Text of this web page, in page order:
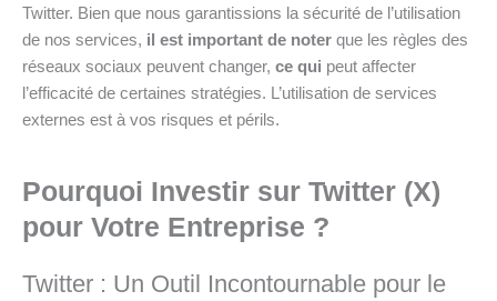
Twitter. Bien que nous garantissions la sécurité de l’utilisation
de nos services, il est important de noter que les règles des
réseaux sociaux peuvent changer, ce qui peut affecter
l’efficacité de certaines stratégies. L’utilisation de services
externes est à vos risques et périls.
Pourquoi Investir sur Twitter (X)
pour Votre Entreprise ?
Twitter : Un Outil Incontournable pour le